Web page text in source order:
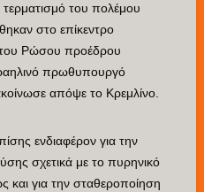
του πολέμου
στο επίκεντρο
του Ρώσου προέδρου
πρωθυπουργό
απόψε το Κρεμλίνο.
ενδιαφέρον για την
σχετικά με το πυρηνικό
για την σταθεροποίηση